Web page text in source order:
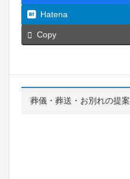
Hatena
Copy
葬儀・葬送・お別れの提案